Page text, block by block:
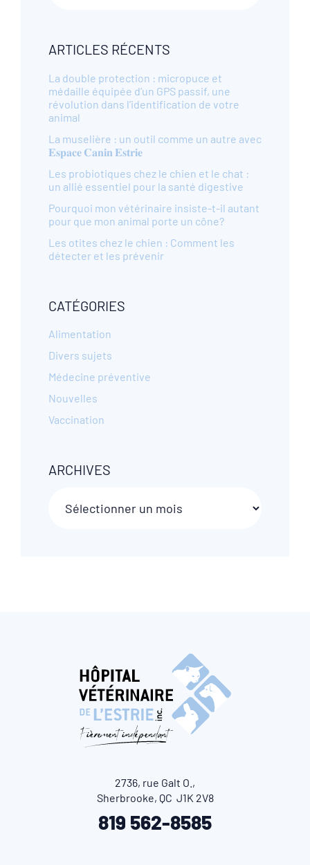
ARTICLES RÉCENTS
La double protection : micropuce et
médaille équipée d’un GPS passif, une
révolution dans l’identification de votre
animal
La muselière : un outil comme un autre avec
𝐄𝐬𝐩𝐚𝐜𝐞 𝐂𝐚𝐧𝐢𝐧 𝐄𝐬𝐭𝐫𝐢𝐞
Les probiotiques chez le chien et le chat :
un allié essentiel pour la santé digestive
Pourquoi mon vétérinaire insiste-t-il autant
pour que mon animal porte un cône?
Les otites chez le chien : Comment les
détecter et les prévenir
CATÉGORIES
Alimentation
Divers sujets
Médecine préventive
Nouvelles
Vaccination
ARCHIVES
2736, rue Galt O.,
Sherbrooke, QC J1K 2V8
819 562-8585